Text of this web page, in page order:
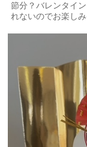
節分？バレンタイ
れないのでお楽しみ